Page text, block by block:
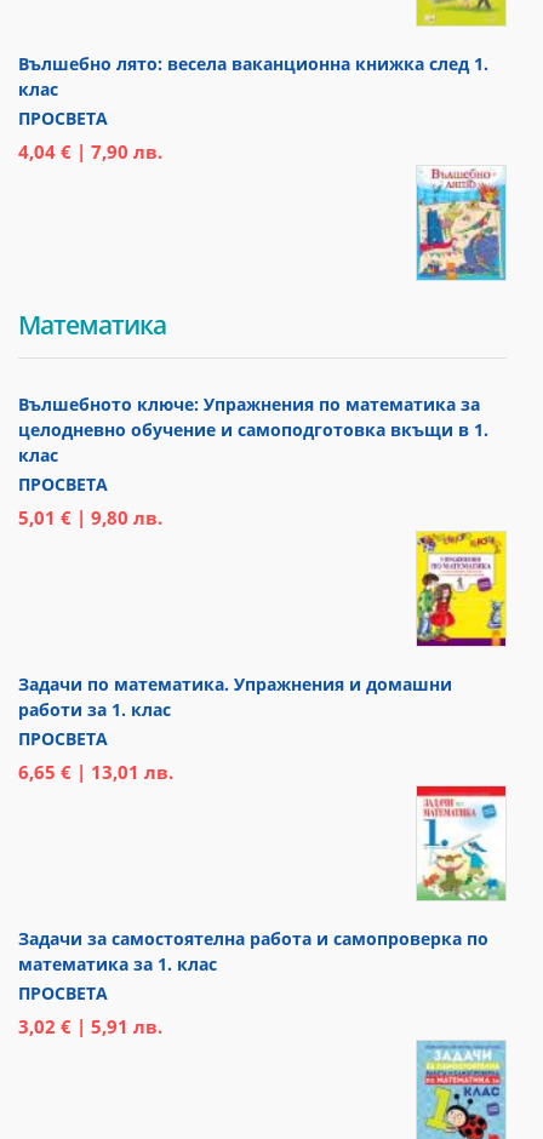
Вълшебно лято: весела ваканционна книжка след 1.
клас
ПРОСВЕТА
4,04 € | 7,90 лв.
Математика
Вълшебното ключе: Упражнения по математика за
целодневно обучение и самоподготовка вкъщи в 1.
клас
ПРОСВЕТА
5,01 € | 9,80 лв.
Задачи по математика. Упражнения и домашни
работи за 1. клас
ПРОСВЕТА
6,65 € | 13,01 лв.
Задачи за самостоятелна работа и самопроверка по
математика за 1. клас
ПРОСВЕТА
3,02 € | 5,91 лв.